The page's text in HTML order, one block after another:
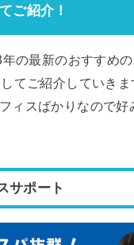
ご紹介！
の最新のおすすめ
てご紹介していき
ィスばかりなので好
サポート